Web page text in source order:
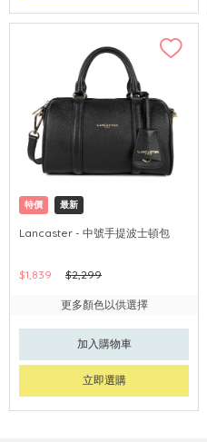
特價 最新
Lancaster - 中號手提波士頓包
$1,839 $2,299
更多顏色以供選擇
加入購物車
立即選購